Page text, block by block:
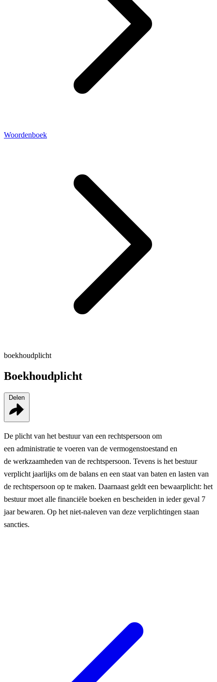
Woordenboek
boekhoudplicht
Boekhoudplicht
De plicht van het bestuur van een rechtspersoon om
een administratie te voeren van de vermogenstoestand en
de werkzaamheden van de rechtspersoon. Tevens is het bestuur
verplicht jaarlijks om de balans en een staat van baten en lasten van
de rechtspersoon op te maken. Daarnaast geldt een bewaarplicht: het
bestuur moet alle financiële boeken en bescheiden in ieder geval 7
jaar bewaren. Op het niet-naleven van deze verplichtingen staan
sancties.